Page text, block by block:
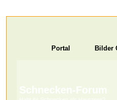
Portal Bilder
Schnecken-Forum